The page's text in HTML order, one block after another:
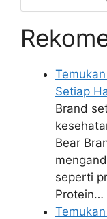
Setiap
Brand
Bear
seperti
Protein…